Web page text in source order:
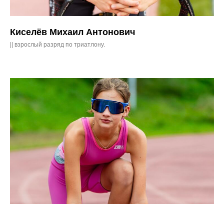
Киселёв Михаил Антонович
|| взрослый разряд по триатлону.